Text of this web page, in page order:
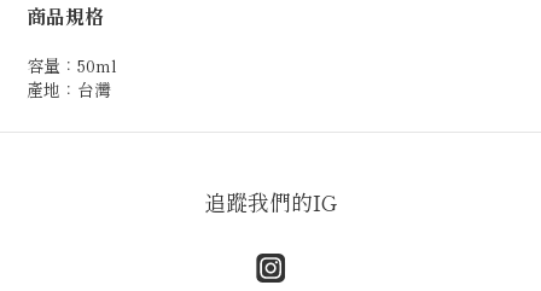
商品規格
容量：50ml
產地：台灣
追蹤我們的IG